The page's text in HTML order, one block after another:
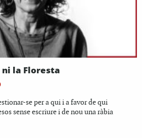
ni la Floresta
se per a qui i a favor de qui
sense escriure i de nou una ràbia